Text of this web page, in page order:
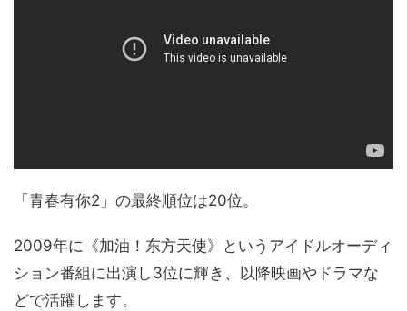
「青春有你2」の最終順位は20位。
2009年に《加油！东方天使》というアイドルオーディ
ション番組に出演し3位に輝き、以降映画やドラマな
どで活躍します。